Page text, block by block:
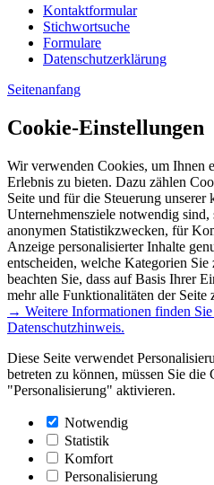
Kontaktformular
Stichwortsuche
Formulare
Datenschutzerklärung
Seitenanfang
Cookie-Einstellungen
Wir verwenden Cookies, um Ihnen
Erlebnis zu bieten. Dazu zählen
Seite und für die Steuerung unserer
Unternehmensziele notwendig
anonymen Statistikzwecken, für
Anzeige personalisierter Inhalte
entscheiden, welche Kategorien Sie
beachten Sie, dass auf Basis Ihrer
mehr alle Funktionalitäten der Seite
→ Weitere Informationen finden Sie
Datenschutzhinweis.
Diese Seite verwendet
betreten zu können, müssen Sie die
"Personalisierung" aktivieren.
Notwendig
Statistik
Komfort
Personalisierung